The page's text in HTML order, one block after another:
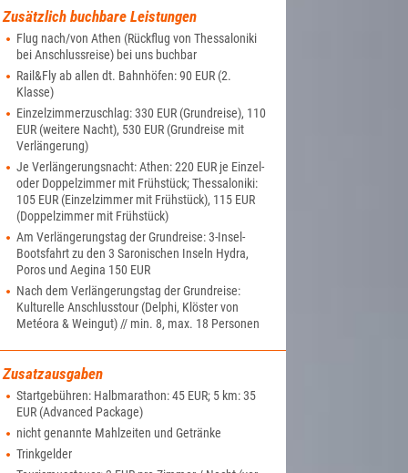
Zusätzlich buchbare Leistungen
Flug nach/von Athen (Rückflug von Thessaloniki
bei Anschlussreise) bei uns buchbar
Rail&Fly ab allen dt. Bahnhöfen: 90 EUR (2.
Klasse)
Einzelzimmerzuschlag: 330 EUR (Grundreise), 110
EUR (weitere Nacht), 530 EUR (Grundreise mit
Verlängerung)
Je Verlängerungsnacht: Athen: 220 EUR je Einzel-
oder Doppelzimmer mit Frühstück; Thessaloniki:
105 EUR (Einzelzimmer mit Frühstück), 115 EUR
(Doppelzimmer mit Frühstück)
Am Verlängerungstag der Grundreise: 3-Insel-
Bootsfahrt zu den 3 Saronischen Inseln Hydra,
Poros und Aegina 150 EUR
Nach dem Verlängerungstag der Grundreise:
Kulturelle Anschlusstour (Delphi, Klöster von
Metéora & Weingut) // min. 8, max. 18 Personen
Zusatzausgaben
Startgebühren: Halbmarathon: 45 EUR; 5 km: 35
EUR (Advanced Package)
nicht genannte Mahlzeiten und Getränke
Trinkgelder